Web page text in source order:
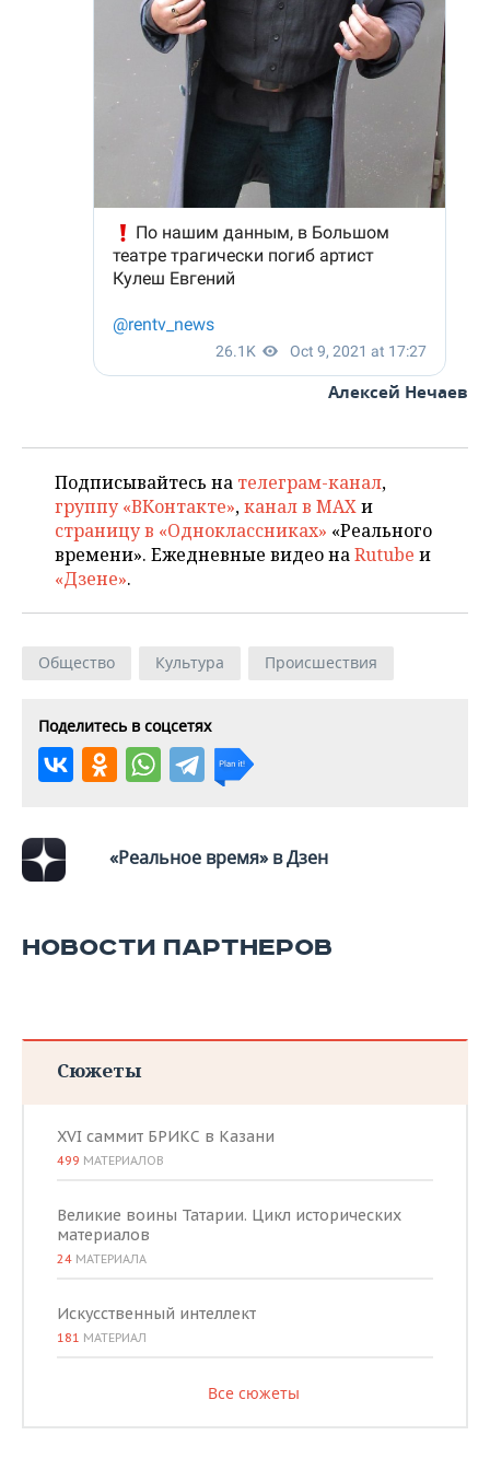
ХОККЕЙ С МЯЧОМ
ПРОИСШЕСТВИЯ
Алексей Нечаев
Подписывайтесь на телеграм-канал,
группу «ВКонтакте»,канал в MAXи
страницу в «Одноклассниках» «Реального
времени». Ежедневные видео наRutube и
«Дзене».
Общество Культура Происшествия
Поделитесь в соцсетях
«Реальное время» в Дзен
НОВОСТИ ПАРТНЕРОВ
Сюжеты
XVI саммит БРИКС в Казани
499 МАТЕРИАЛОВ
Великие воины Татарии. Цикл исторических
материалов
24 МАТЕРИАЛА
Искусственный интеллект
181 МАТЕРИАЛ
Все сюжеты